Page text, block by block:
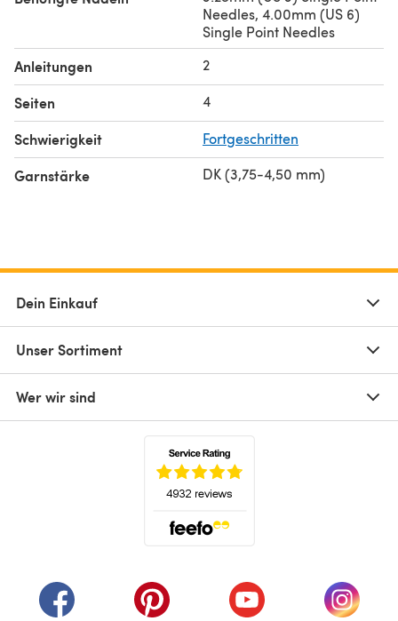
Needles, 4.00mm (US 6)
Single Point Needles
Anleitungen 2
Seiten 4
Schwierigkeit Fortgeschritten
Garnstärke DK (3,75-4,50 mm)
Dein Einkauf
Unser Sortiment
Wer wir sind
(öffnet sich in einem neuen Tab)
(öffnet sich in einem neuen Tab)
(öffnet sich in einem
(öffnet